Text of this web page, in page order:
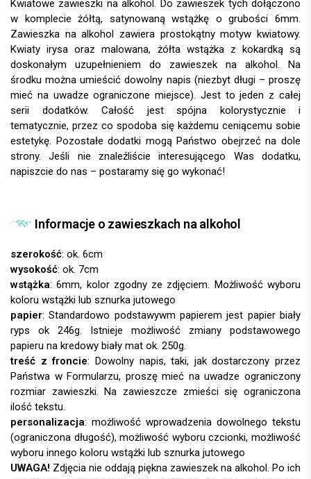
Kwiatowe zawieszki na alkohol. Do zawieszek tych dołączono
w komplecie żółtą, satynowaną wstążkę o grubości 6mm.
Zawieszka na alkohol zawiera prostokątny motyw kwiatowy.
Kwiaty irysa oraz malowana, żółta wstążka z kokardką są
doskonałym uzupełnieniem do zawieszek na alkohol. Na
środku można umieścić dowolny napis (niezbyt długi – proszę
mieć na uwadze ograniczone miejsce). Jest to jeden z całej
serii dodatków. Całość jest spójna kolorystycznie i
tematycznie, przez co spodoba się każdemu ceniącemu sobie
estetykę. Pozostałe dodatki mogą Państwo obejrzeć na dole
strony. Jeśli nie znaleźliście interesującego Was dodatku,
napiszcie do nas – postaramy się go wykonać!
Informacje o zawieszkach na alkohol
szerokość: ok. 6cm
wysokość: ok. 7cm
wstążka: 6mm, kolor zgodny ze zdjęciem.
papier:
treść z froncie: Dowolny napis, taki, jak dostarczony przez
Państwa w Formularzu, proszę mieć na uwadze ograniczony
rozmiar zawieszki. Na zawieszcze zmieści się ograniczona
ilość tekstu.
personalizacja:
UWAGA!